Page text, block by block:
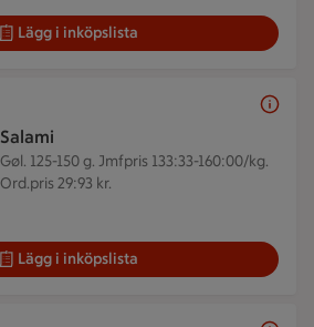
Lägg i inköpslista
Salami
Gøl. 125-150 g. Jmfpris 133:33-160:00/kg.
Ord.pris 29:93 kr.
Lägg i inköpslista